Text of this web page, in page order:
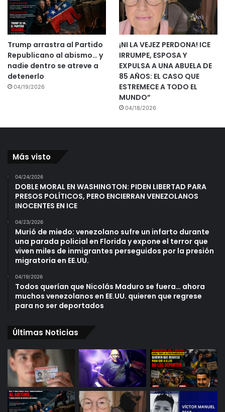
Trump arrastra al Partido
Republicano al abismo… y
nadie dentro se atreve a
detenerlo
04/19/2026
¡NI LA VEJEZ PERDONA! ICE
IRRUMPE, ESPOSA Y
EXPULSA A UNA ABUELA DE
85 AÑOS: EL CASO QUE
ESTREMECE A TODO EL
MUNDO”
04/18/2026
Más visto
04/24/2026
DOBLE MORAL EN WASHINGTON: PIDEN LIBERTAD PARA
PRESOS POLÍTICOS, PERO ENCIERRAN VENEZOLANOS
INOCENTES EN ICE
04/23/2026
Murió de miedo: venezolano sufre un infarto durante
una parada policial en Florida y expone el terror que
viven miles de inmigrantes perseguidos por la presión
migratoria en EE.UU.
04/19/2026
Todos querían que Nicolás Maduro se fuera… ahora
muchos venezolanos en EE.UU. quieren que regrese
para no ser deportados
Últimas Noticias